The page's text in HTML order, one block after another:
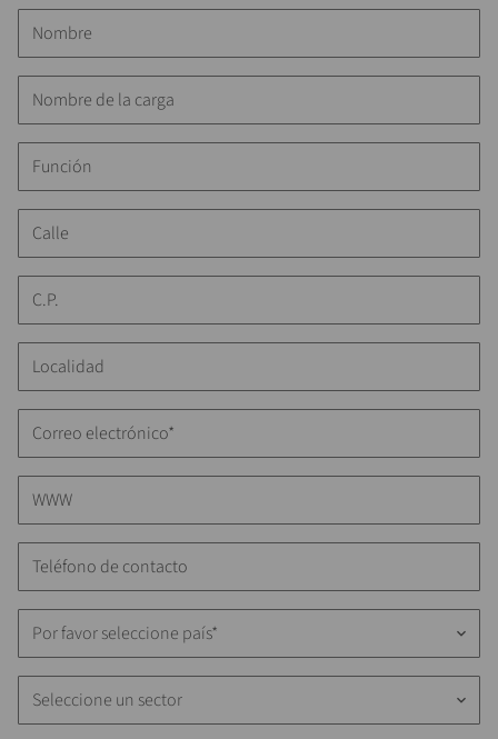
Por favor seleccione país* keyboard_arrow_down
Seleccione un sector keyboard_arrow_down